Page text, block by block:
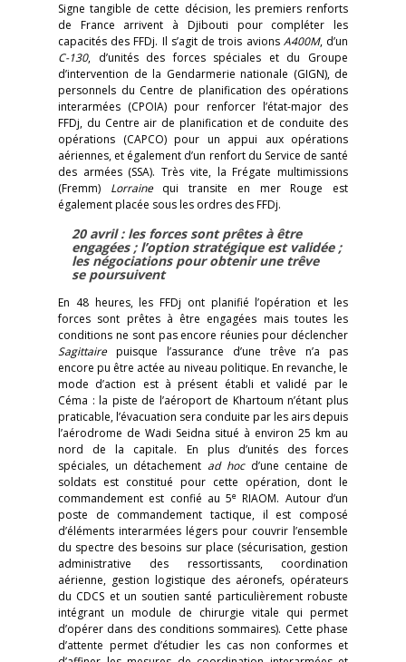
Signe tangible de cette décision, les premiers renforts
de France arrivent à Djibouti pour compléter les
capacités des FFDj. Il s’agit de trois avions A400M, d’un
C-130, d’unités des forces spéciales et du Groupe
d’intervention de la Gendarmerie nationale (GIGN), de
personnels du Centre de planification des opérations
interarmées (CPOIA) pour renforcer l’état-major des
FFDj, du Centre air de planification et de conduite des
opérations (CAPCO) pour un appui aux opérations
aériennes, et également d’un renfort du Service de santé
des armées (SSA). Très vite, la Frégate multimissions
(Fremm) Lorrainequi transite en mer Rouge est
également placée sous les ordres des FFDj.
20 avril : les forces sont prêtes à être
engagées ; l’option stratégique est validée ;
les négociations pour obtenir une trêve
se poursuivent
En 48 heures, les FFDj ont planifié l’opération et les
forces sont prêtes à être engagées mais toutes les
conditions ne sont pas encore réunies pour déclencher
Sagittairepuisque l’assurance d’une trêve n’a pas
encore pu être actée au niveau politique. En revanche, le
mode d’action est à présent établi et validé par le
Céma : la piste de l’aéroport de Khartoum n’étant plus
praticable, l’évacuation sera conduite par les airs depuis
l’aérodrome de Wadi Seidna situé à environ 25 km au
nord de la capitale. En plus d’unités des forces
spéciales, un détachement ad hocd’une centaine de
soldats est constitué pour cette opération, dont le
commandement est confié au 5e RIAOM. Autour d’un
poste de commandement tactique, il est composé
d’éléments interarmées légers pour couvrir l’ensemble
du spectre des besoins sur place (sécurisation, gestion
administrative des ressortissants, coordination
aérienne, gestion logistique des aéronefs, opérateurs
du CDCS et un soutien santé particulièrement robuste
intégrant un module de chirurgie vitale qui permet
d’opérer dans des conditions sommaires). Cette phase
d’attente permet d’étudier les cas non conformes et